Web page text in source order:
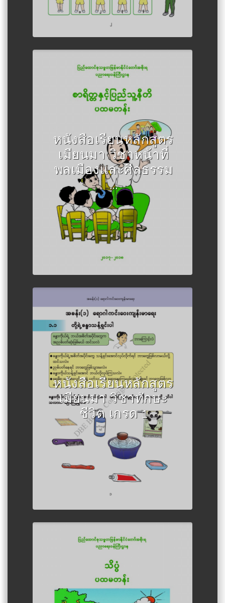
หนังสือเรียนหลักสูตร
เมียนมา วิชาหน้าที่
พลเมืองและศีลธรรม
...
Author :กระทรวงศึกษาธิการเมีย
นมา
หนังสือเรียนหลักสูตร
เมียนมา วิชาทักษะ
ชีวิต เกรด 1
Author :กระทรวงศึกษาธิการเมีย
นมา
Author :กระทรวงศึกษาธิการเมีย